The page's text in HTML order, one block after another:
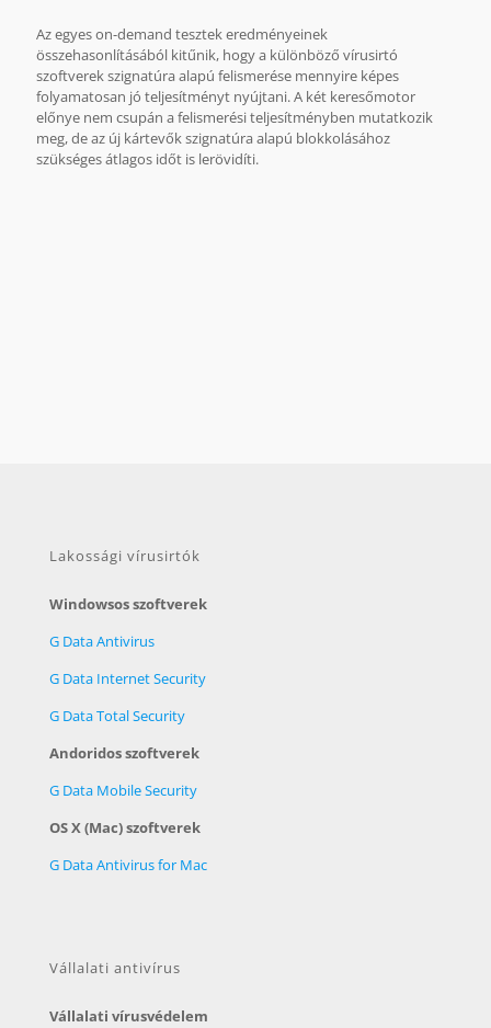
Az egyes on-demand tesztek eredményeinek
összehasonlításából kitűnik, hogy a különböző vírusirtó
szoftverek szignatúra alapú felismerése mennyire képes
folyamatosan jó teljesítményt nyújtani. A két keresőmotor
előnye nem csupán a felismerési teljesítményben mutatkozik
meg, de az új kártevők szignatúra alapú blokkolásához
szükséges átlagos időt is lerövidíti.
Lakossági vírusirtók
Windowsos szoftverek
G Data Antivirus
G Data Internet Security
G Data Total Security
Andoridos szoftverek
G Data Mobile Security
OS X (Mac) szoftverek
G Data Antivirus for Mac
Vállalati antivírus
Vállalati vírusvédelem